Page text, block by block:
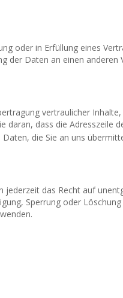
oder in Erfüllung eines
der Daten an einen
vertraulicher
daran, dass die Adresszeile
die Sie an uns
das Recht auf
Sperrung oder